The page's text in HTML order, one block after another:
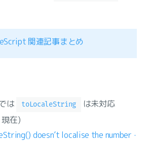
関連記事まとめ
は toLocaleString
は未対応
在)
doesn’t localise the number ·